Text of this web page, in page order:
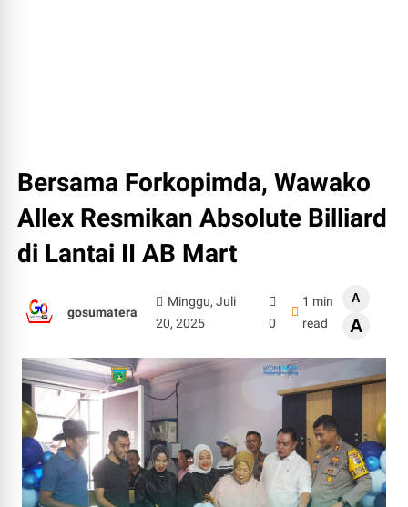
Bersama Forkopimda, Wawako
Allex Resmikan Absolute Billiard
di Lantai II AB Mart
gosumatera
Minggu, Juli
20, 2025
0
1 min
read
A
A